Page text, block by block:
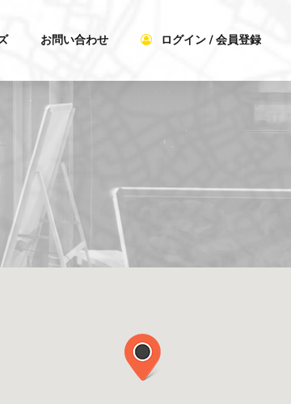
ログイン / 会員登録
お問い合わせ